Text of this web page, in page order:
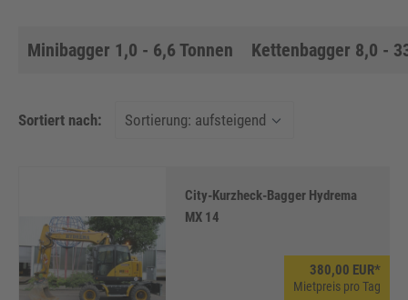
Minibagger 1,0 - 6,6 Tonnen Kettenbagger 8,0 -
Sortiert nach:
City-Kurzheck-Bagger Hydrema
MX 14
380,00 EUR*
Mietpreis pro Tag